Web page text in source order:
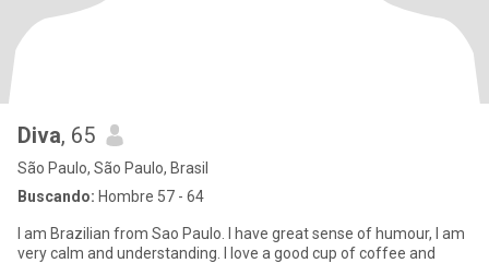
Diva, 65
São Paulo, São Paulo, Brasil
Buscando: Hombre 57 - 64
I am Brazilian from Sao Paulo. I have great sense of humour, I am
very calm and understanding. I love a good cup of coffee and